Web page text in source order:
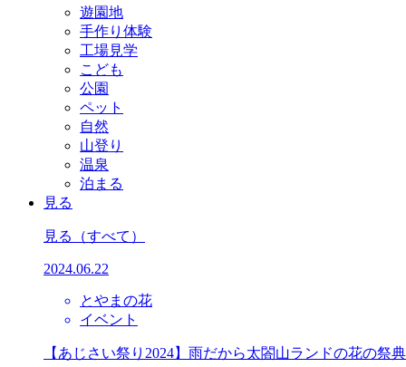
遊園地
手作り体験
工場見学
こども
公園
ペット
自然
山登り
温泉
泊まる
見る
見る （すべて）
2024.06.22
とやまの花
イベント
【あじさい祭り2024】雨だから太閤山ランドの花の祭